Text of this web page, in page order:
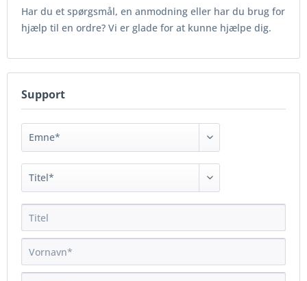
Har du et spørgsmål, en anmodning eller har du brug for
hjælp til en ordre? Vi er glade for at kunne hjælpe dig.
Support